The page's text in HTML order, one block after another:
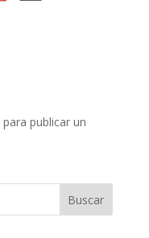
para publicar un